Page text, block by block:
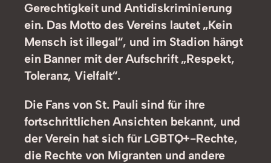
Gerechtigkeit und Antidiskriminierung
ein. Das Motto des Vereins lautet „Kein
Mensch ist illegal“, und im Stadion hängt
ein Banner mit der Aufschrift „Respekt,
Toleranz, Vielfalt“.
Die Fans von St. Pauli sind für ihre
fortschrittlichen Ansichten bekannt, und
der Verein hat sich für LGBTQ+-Rechte,
die Rechte von Migranten und andere